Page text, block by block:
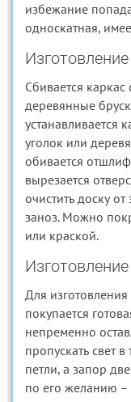
избежание
односкатная,
Сбивается каркас
деревянные
устанавливается
уголок или
обивается
вырезается
очистить доску
заноз. Можно
или краской.
Для
покупается
непременно
пропускать свет
петли, а запор
по его желанию –